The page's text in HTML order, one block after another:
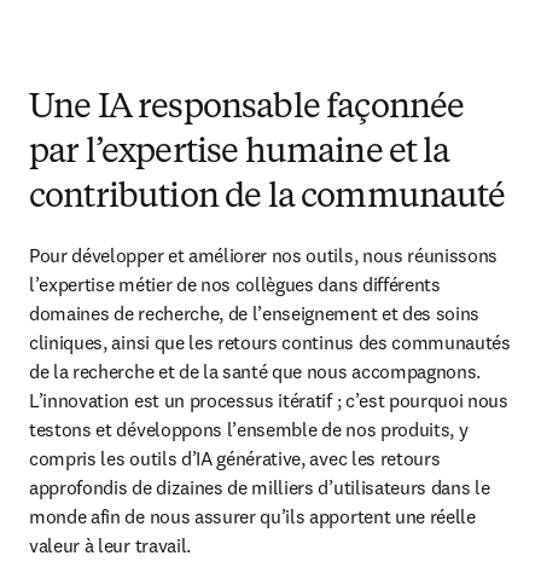
Une IA responsable façonnée
par l’expertise humaine et la
contribution de la communauté
Pour développer et améliorer nos outils, nous réunissons
l’expertise métier de nos collègues dans différents
domaines de recherche, de l’enseignement et des soins
cliniques, ainsi que les retours continus des communautés
de la recherche et de la santé que nous accompagnons.
L’innovation est un processus itératif ; c’est pourquoi nous
testons et développons l’ensemble de nos produits, y
compris les outils d’IA générative, avec les retours
approfondis de dizaines de milliers d’utilisateurs dans le
monde afin de nous assurer qu’ils apportent une réelle
valeur à leur travail.